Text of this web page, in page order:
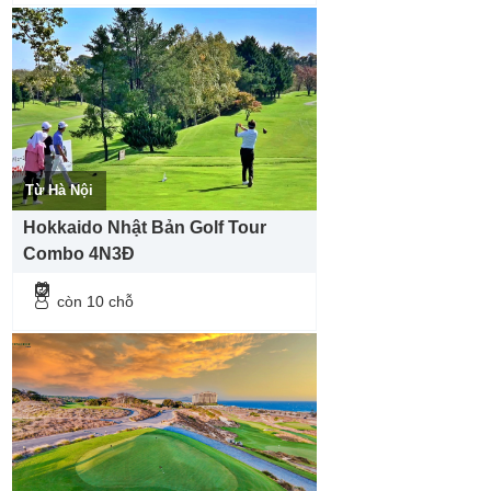
Từ Hà Nội
Hokkaido Nhật Bản Golf Tour
Combo 4N3Đ
còn 10 chỗ